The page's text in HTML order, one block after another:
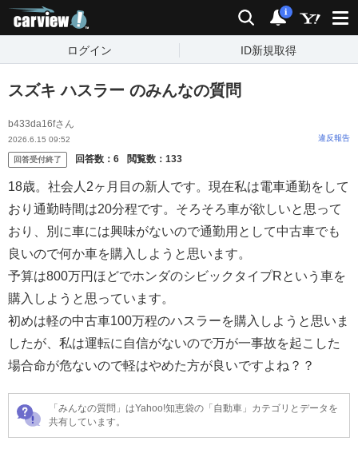
検索 通知
i
ログイン ID新規取得
スズキ ハスラー のみんなの質問
b433da16fさん
2026.6.15 09:52 違反報告
回答受付終了 回答数： 6 閲覧数： 133
18歳。社会人2ヶ月目の新人です。現在私は電車通勤をして
おり通勤時間は20分程です。そろそろ車が欲しいと思って
おり、別に車には興味がないので通勤用として中古車でも
良いので何か車を購入しようと思います。
予算は800万円ほどでホンダのシビックタイプRという車を
購入しようと思っています。
初めは軽の中古車100万程のハスラーを購入しようと思いま
したが、私は運転に自信がないので万が一事故を起こした
場合命が危ないので軽はやめた方が良いですよね？？
「みんなの質問」はYahoo!知恵袋の「自動車」カテゴリとデータを
共有しています。